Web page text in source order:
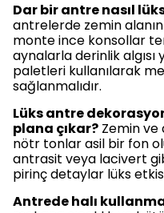
Dar bir antre nasıl
antrelerde zemin
monte ince konsollar
aynalarla derinlik algısı
paletleri kullanılarak
sağlanmalıdır.
Lüks antre
plana çıkar? Zemin
nötr tonlar asil bir fon
antrasit veya lacivert
pirinç detaylar lüks
Antrede halı